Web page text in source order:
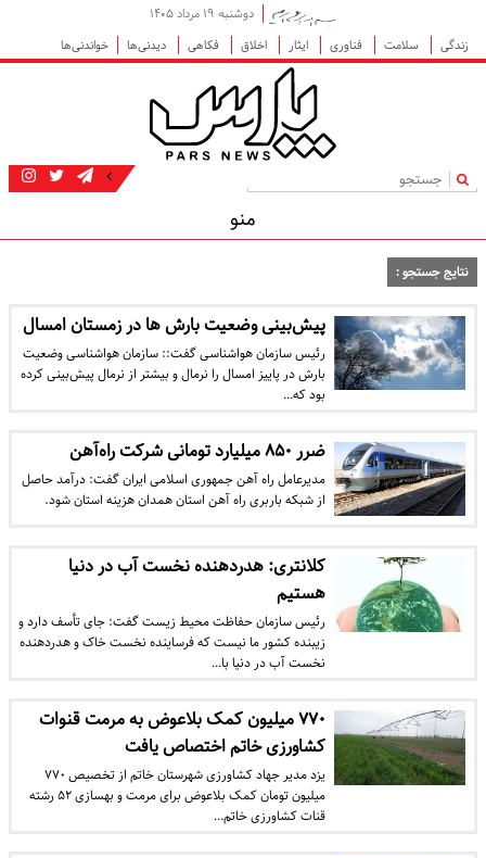
دوشنبه ۱۹ مرداد ۱۴۰۵
زندگی
سلامت فناوری ایثار اخلاق فکاهی دیدنی‌ها خواندنی‌ها
|
منو
نتایج جستجو :
پیش‌بینی وضعیت بارش ها در زمستان امسال
رئیس سازمان هواشناسی گفت:: سازمان هواشناسی وضعیت
بارش در پاییز امسال را نرمال و بیشتر از نرمال پیش‌بینی کرده
بود که…
ضرر ۸۵۰ میلیارد تومانی شرکت راه‌آهن
مدیرعامل راه آهن جمهوری اسلامی ایران گفت: درآمد حاصل
از شبکه باربری راه آهن استان همدان هزینه استان شود.
کلانتری: هدردهنده نخست آب در دنیا
هستیم
رئیس سازمان حفاظت محیط زیست گفت: جای تأسف دارد و
زیبنده کشور ما نیست که فرساینده نخست خاک و هدردهنده
نخست آب در دنیا با…
۷۷۰ میلیون کمک بلاعوض به مرمت قنوات
کشاورزی خاتم اختصاص یافت
یزد مدیر جهاد کشاورزی شهرستان خاتم از تخصیص ٧٧٠
میلیون تومان کمک بلاعوض برای مرمت و بهسازی ۵٢ رشته
قنات کشاورزی خاتم…